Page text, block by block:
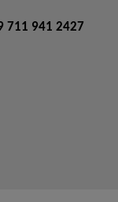
711 941 2427